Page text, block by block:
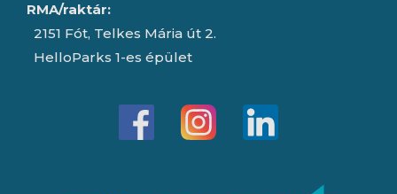
RMA/raktár:
2151 Fót, Telkes Mária út 2.
HelloParks 1-es épület